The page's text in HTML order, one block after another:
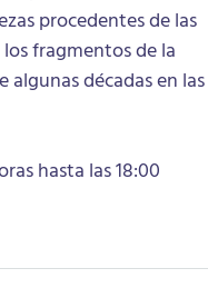
procedentes de las
fragmentos de la
algunas décadas en las
hasta las 18:00